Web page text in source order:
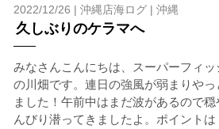
2022/12/26 | 沖縄店海ログ| 沖縄
久しぶりのケラマへ
みなさんこんにちは、スーパーフィ
の川畑です。連日の強風が弱まりや
ました！午前中はまだ波があるので
んびり潜ってきましたよ。ポイント
て準備してください。
3.クジラとの距離と泳ぎ方
クジラの観察は水面からのみとし
す。クジラによっては、人が近く
げてしまう場合があります。その
時やガイドの指示がある場合を除
ィンキックなどをして泳ぐことも